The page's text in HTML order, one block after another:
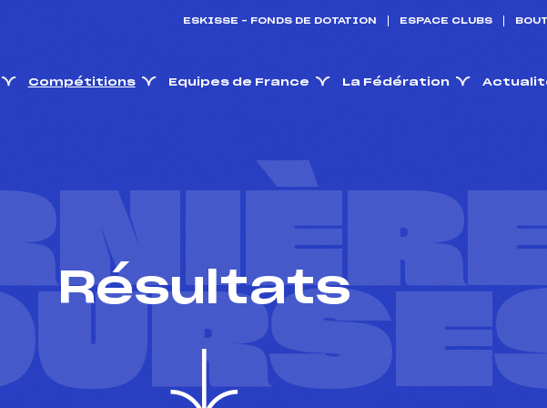
ESKISSE – FONDS DE DOTATION ESPACE CLUBS
Compétitions Equipes de France La Fédération
Résultats